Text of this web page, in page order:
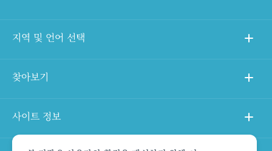
지역 및 언어 선택
찾아보기
사이트 정보